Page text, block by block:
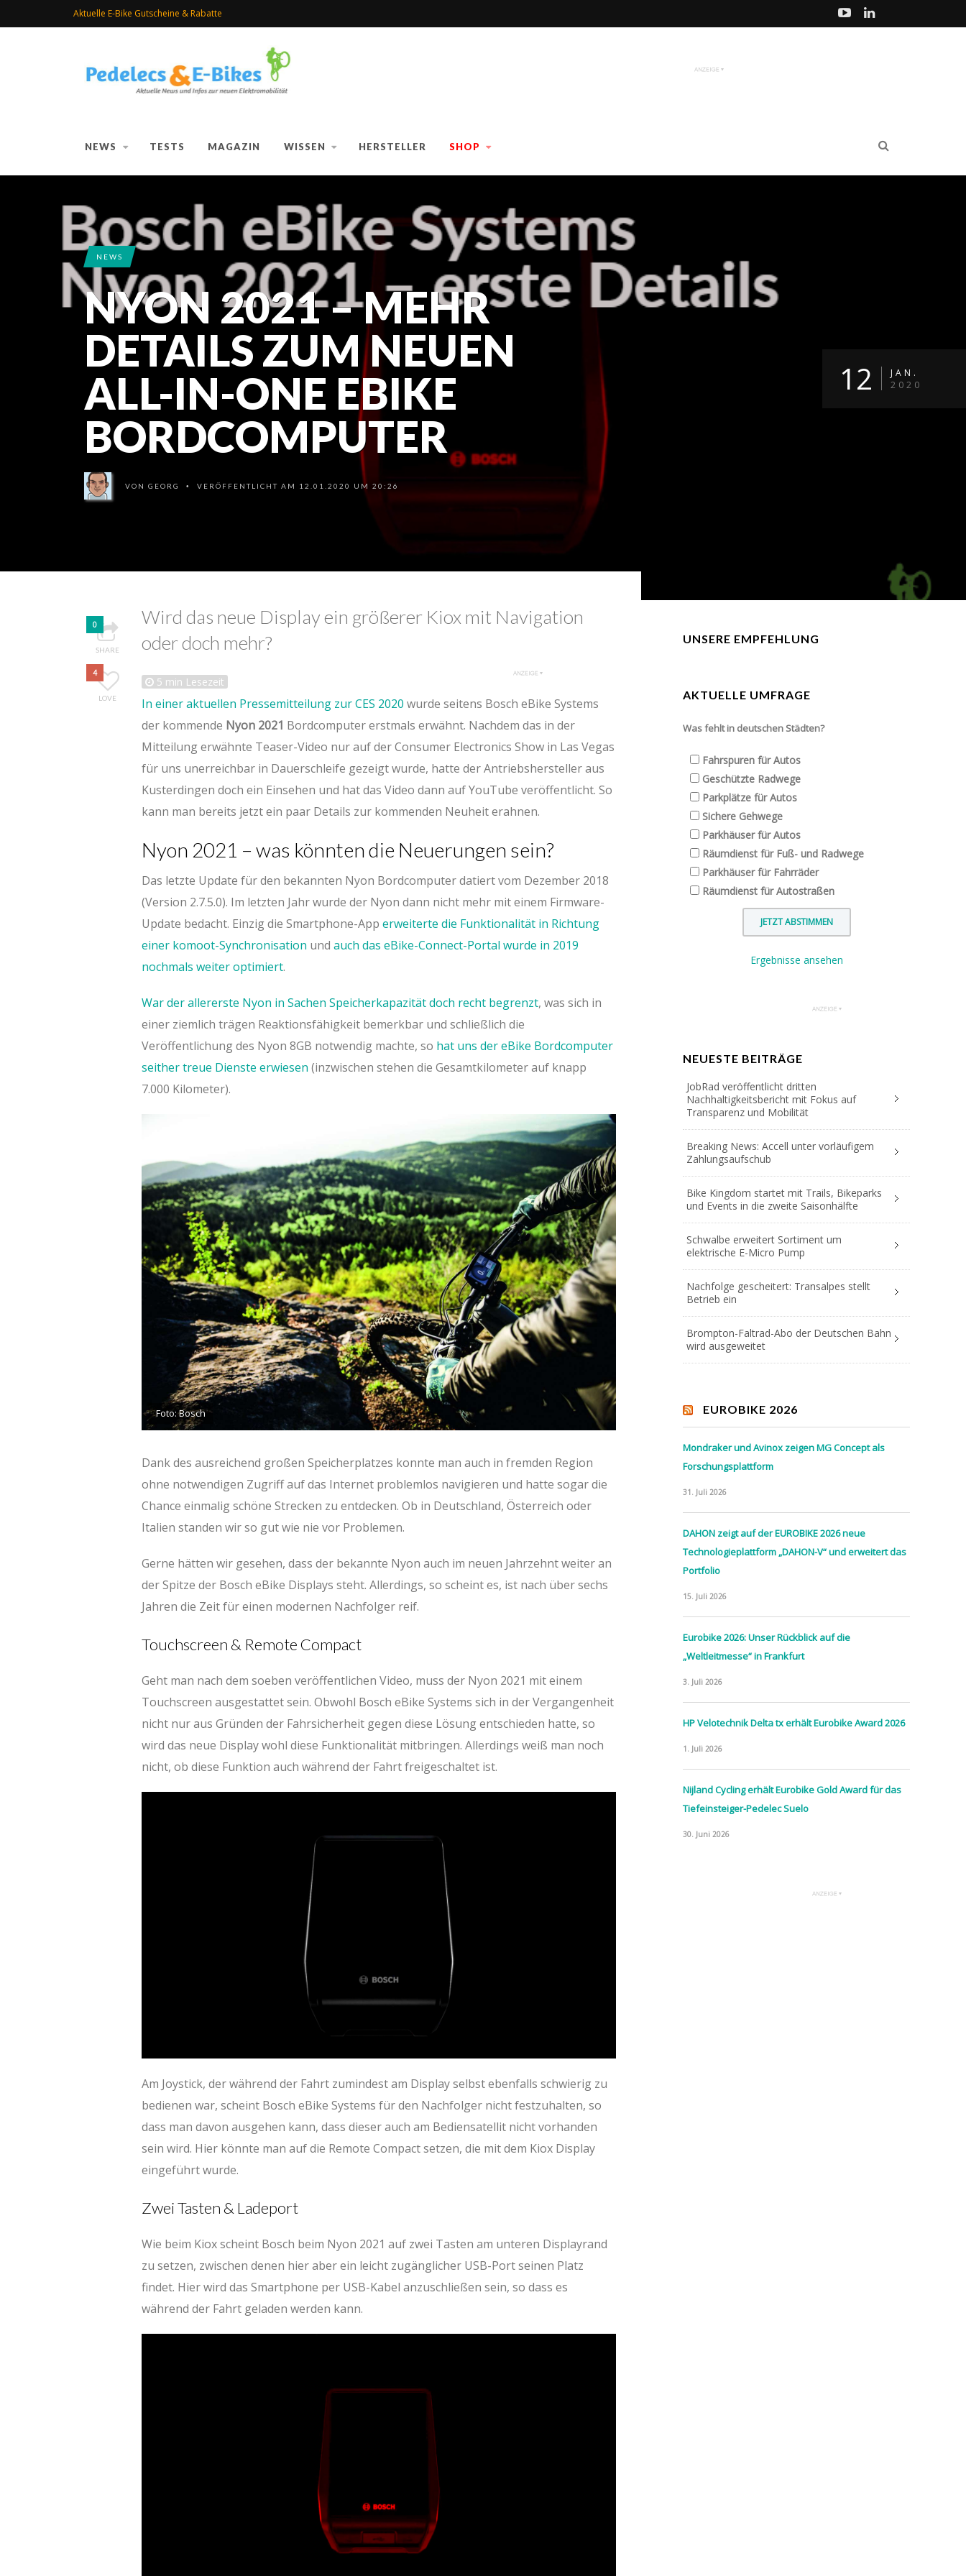
Aktuelle E-Bike Gutscheine & Rabatte
NEWS TESTS MAGAZIN WISSEN HERSTELLER SHOP
NEWS
NYON 2021 – MEHR
DETAILS ZUM NEUEN
ALL-IN-ONE EBIKE
BORDCOMPUTER
VON GEORG • VERÖFFENTLICHT AM 12.01.2020 UM 20:26
12
JAN.
2020
0
SHARE
4
LOVE
Wird das neue Display ein größerer Kiox mit Navigation
oder doch mehr?
5 min Lesezeit
In einer aktuellen Pressemitteilung zur CES 2020 wurde seitens Bosch eBike Systems
der kommende Nyon 2021 Bordcomputer erstmals erwähnt. Nachdem das in der
Mitteilung erwähnte Teaser-Video nur auf der Consumer Electronics Show in Las Vegas
für uns unerreichbar in Dauerschleife gezeigt wurde, hatte der Antriebshersteller aus
Kusterdingen doch ein Einsehen und hat das Video dann auf YouTube veröffentlicht. So
kann man bereits jetzt ein paar Details zur kommenden Neuheit erahnen.
Nyon 2021 – was könnten die Neuerungen sein?
Das letzte Update für den bekannten Nyon Bordcomputer datiert vom Dezember 2018
(Version 2.7.5.0). Im letzten Jahr wurde der Nyon dann nicht mehr mit einem Firmware-
Update bedacht. Einzig die Smartphone-App erweiterte die Funktionalität in Richtung
einer komoot-Synchronisation und auch das eBike-Connect-Portal wurde in 2019
nochmals weiter optimiert.
War der allererste Nyon in Sachen Speicherkapazität doch recht begrenzt, was sich in
einer ziemlich trägen Reaktionsfähigkeit bemerkbar und schließlich die
Veröffentlichung des Nyon 8GB notwendig machte, so hat uns der eBike Bordcomputer
seither treue Dienste erwiesen (inzwischen stehen die Gesamtkilometer auf knapp
7.000 Kilometer).
Foto: Bosch
Dank des ausreichend großen Speicherplatzes konnte man auch in fremden Region
ohne notwendigen Zugriff auf das Internet problemlos navigieren und hatte sogar die
Chance einmalig schöne Strecken zu entdecken. Ob in Deutschland, Österreich oder
Italien standen wir so gut wie nie vor Problemen.
Gerne hätten wir gesehen, dass der bekannte Nyon auch im neuen Jahrzehnt weiter an
der Spitze der Bosch eBike Displays steht. Allerdings, so scheint es, ist nach über sechs
Jahren die Zeit für einen modernen Nachfolger reif.
Touchscreen & Remote Compact
Geht man nach dem soeben veröffentlichen Video, muss der Nyon 2021 mit einem
Touchscreen ausgestattet sein. Obwohl Bosch eBike Systems sich in der Vergangenheit
nicht nur aus Gründen der Fahrsicherheit gegen diese Lösung entschieden hatte, so
wird das neue Display wohl diese Funktionalität mitbringen. Allerdings weiß man noch
nicht, ob diese Funktion auch während der Fahrt freigeschaltet ist.
Am Joystick, der während der Fahrt zumindest am Display selbst ebenfalls schwierig zu
bedienen war, scheint Bosch eBike Systems für den Nachfolger nicht festzuhalten, so
dass man davon ausgehen kann, dass dieser auch am Bediensatellit nicht vorhanden
sein wird. Hier könnte man auf die Remote Compact setzen, die mit dem Kiox Display
eingeführt wurde.
Zwei Tasten & Ladeport
Wie beim Kiox scheint Bosch beim Nyon 2021 auf zwei Tasten am unteren Displayrand
zu setzen, zwischen denen hier aber ein leicht zugänglicher USB-Port seinen Platz
findet. Hier wird das Smartphone per USB-Kabel anzuschließen sein, so dass es
während der Fahrt geladen werden kann.
UNSERE EMPFEHLUNG
AKTUELLE UMFRAGE
Was fehlt in deutschen Städten?
Fahrspuren für Autos
Geschützte Radwege
Parkplätze für Autos
Sichere Gehwege
Parkhäuser für Autos
Räumdienst für Fuß- und Radwege
Parkhäuser für Fahrräder
Räumdienst für Autostraßen
Ergebnisse ansehen
NEUESTE BEITRÄGE
JobRad veröffentlicht dritten
Nachhaltigkeitsbericht mit Fokus auf
Transparenz und Mobilität
Breaking News: Accell unter vorläufigem
Zahlungsaufschub
Bike Kingdom startet mit Trails, Bikeparks
und Events in die zweite Saisonhälfte
Schwalbe erweitert Sortiment um
elektrische E-Micro Pump
Nachfolge gescheitert: Transalpes stellt
Betrieb ein
Brompton-Faltrad-Abo der Deutschen Bahn
wird ausgeweitet
EUROBIKE 2026
Mondraker und Avinox zeigen MG Concept als
Forschungsplattform
31. Juli 2026
DAHON zeigt auf der EUROBIKE 2026 neue
Technologieplattform „DAHON-V“ und erweitert das
Portfolio
15. Juli 2026
Eurobike 2026: Unser Rückblick auf die
„Weltleitmesse“ in Frankfurt
3. Juli 2026
HP Velotechnik Delta tx erhält Eurobike Award 2026
1. Juli 2026
Nijland Cycling erhält Eurobike Gold Award für das
Tiefeinsteiger-Pedelec Suelo
30. Juni 2026